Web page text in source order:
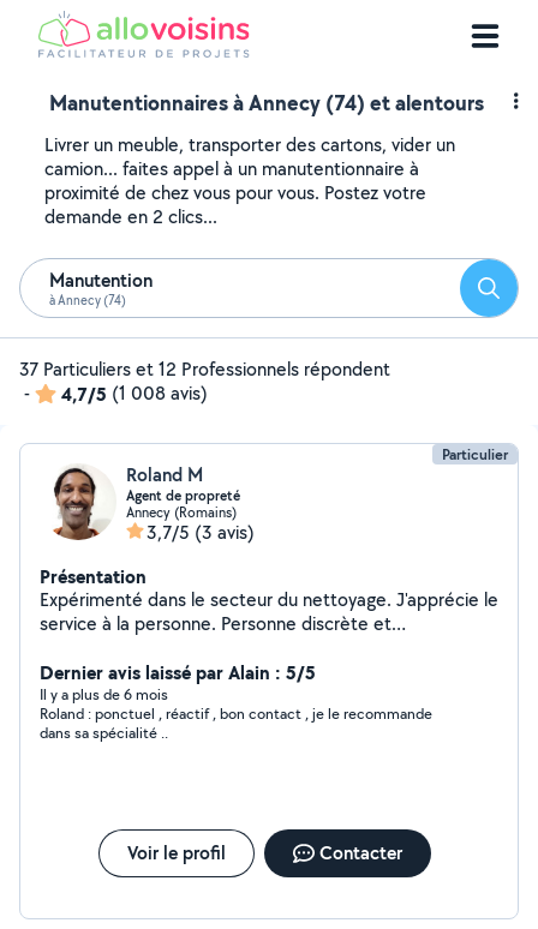
Manutentionnaires à Annecy (74) et alentours
Livrer un meuble, transporter des cartons, vider un
camion... faites appel à un manutentionnaire à
proximité de chez vous pour vous. Postez votre
demande en 2 clics...
Manutention
à Annecy (74)
37 Particuliers et 12 Professionnels répondent
-
4,7/5 (1 008 avis)
Particulier
Roland M
Agent de propreté
Annecy (Romains)
3,7/5 (3 avis)
Présentation
Expérimenté dans le secteur du nettoyage. J'apprécie le
service à la personne. Personne discrète et
Dernier avis laissé par Alain : 5/5
Il y a plus de 6 mois
Roland : ponctuel , réactif , bon contact , je le recommande
dans sa spécialité ..
Voir le profil Contacter